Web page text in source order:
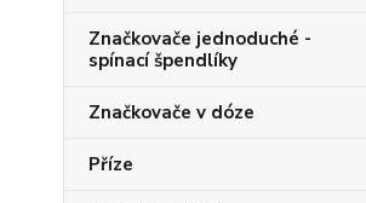
Značkovače jednoduché -
spínací špendlíky
Značkovače v dóze
Příze